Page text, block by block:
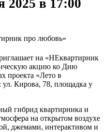
2025 в 17:00
про любовь»
на «НЕквартирник
акцию ко Дню
проекта «Лето в
ул. Кирова, 78, площадка у
гибрид квартирника и
на открытом воздухе
джемами, интерактивом и